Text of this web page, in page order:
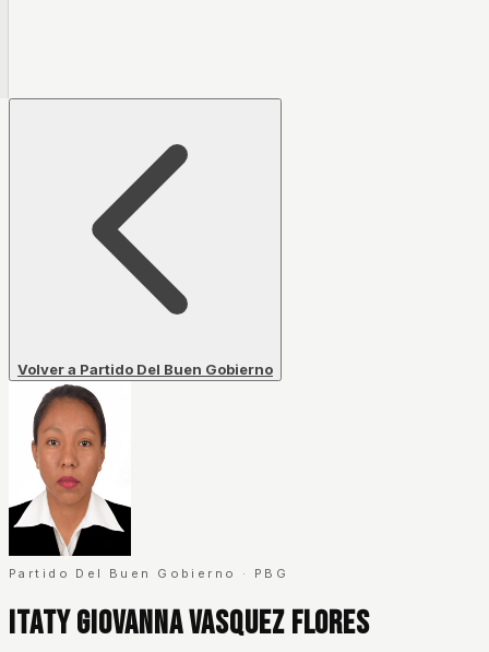
Volver a Partido Del Buen Gobierno
Partido Del Buen Gobierno · PBG
Itaty Giovanna Vasquez Flores